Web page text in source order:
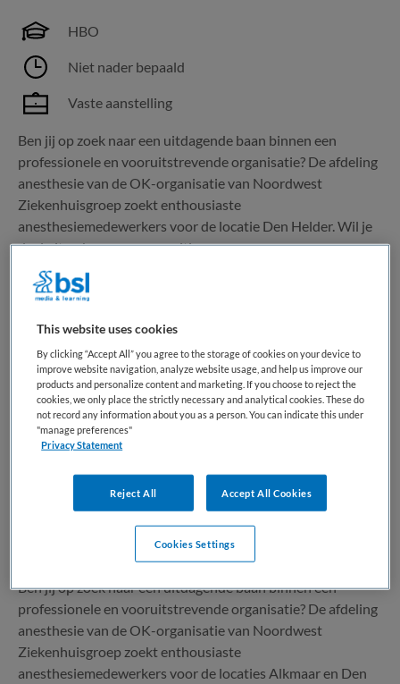
HBO
Niet nader bepaald
Vaste aanstelling
Ben jij op zoek naar een uitdagende baan binnen een
professionele en vooruitstrevende organisatie? De afdeling
anesthesie van de OK-organisatie van Noordwest
Ziekenhuisgroep zoekt enthousiaste
anesthesiemedewerkers voor de locatie Den Helder. Wil je
deel uitmaken van een positieve...
Bekijk vacature
anesthesiemedewerker Alkmaar
Noordwest Ziekenhuisgroep
HBO
Niet nader bepaald
Vaste aanstelling
Ben jij op zoek naar een uitdagende baan binnen een
professionele en vooruitstrevende organisatie? De afdeling
anesthesie van de OK-organisatie van Noordwest
Ziekenhuisgroep zoekt enthousiaste
anesthesiemedewerkers voor de locaties Alkmaar en Den
This website uses cookies
By clicking “Accept All” you agree to the storage of cookies on your device to
improve website navigation, analyze website usage, and help us improve our
products and personalize content and marketing. If you choose to reject the
cookies, we only place the strictly necessary and analytical cookies. These do
not record any information about you as a person. You can indicate this under
"manage preferences"
Privacy Statement
Reject All Accept All Cookies
Cookies Settings